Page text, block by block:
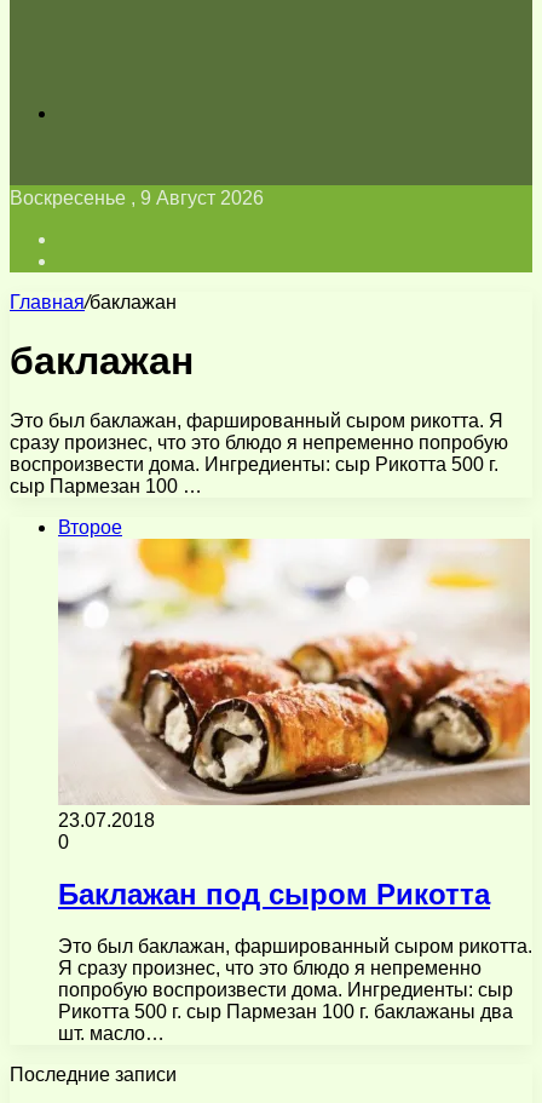
Воскресенье , 9 Август 2026
Главная/баклажан
баклажан
Это был баклажан, фаршированный сыром рикотта. Я
сразу произнес, что это блюдо я непременно попробую
воспроизвести дома. Ингредиенты: сыр Рикотта 500 г.
сыр Пармезан 100 …
Второе
23.07.2018
0
Баклажан под сыром Рикотта
Это был баклажан, фаршированный сыром рикотта.
Я сразу произнес, что это блюдо я непременно
попробую воспроизвести дома. Ингредиенты: сыр
Рикотта 500 г. сыр Пармезан 100 г. баклажаны два
шт. масло…
Последние записи